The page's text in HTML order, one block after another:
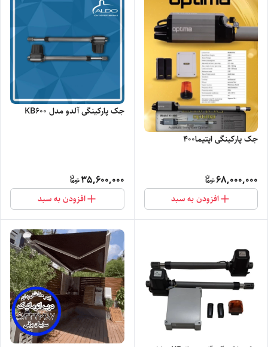
جک پارکینگی اپتیما۴۰۰
68,000,000
افزودن به سبد
جک پارکینگی آلدو مدل KB600
35,600,000
افزودن به سبد